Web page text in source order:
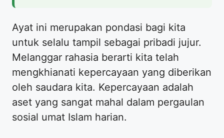
Ayat ini merupakan pondasi bagi kita
untuk selalu tampil sebagai pribadi jujur.
Melanggar rahasia berarti kita telah
mengkhianati kepercayaan yang diberikan
oleh saudara kita. Kepercayaan adalah
aset yang sangat mahal dalam pergaulan
sosial umat Islam harian.